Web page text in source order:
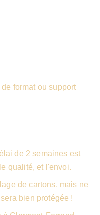
format ou support
de 2 semaines est
qualité, et l'envoi.
de cartons, mais ne
bien protégée !